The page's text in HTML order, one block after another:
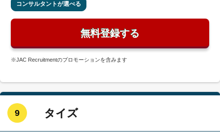
コンサルタントが選べる
無料登録する
※JAC Recruitmentのプロモーションを含みます
9 タイズ